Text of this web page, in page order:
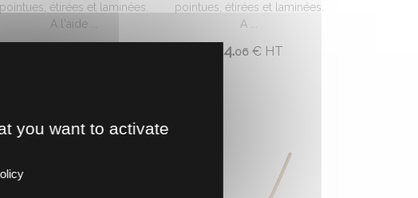
pointues, étirées et laminées.
A l'aide ...
pointues, étirées et laminées.
A ...
24.06 €HT
you want to activate